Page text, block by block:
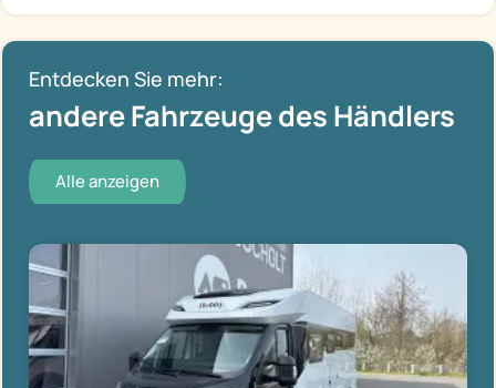
Entdecken Sie mehr:
andere Fahrzeuge des Händlers
Alle anzeigen